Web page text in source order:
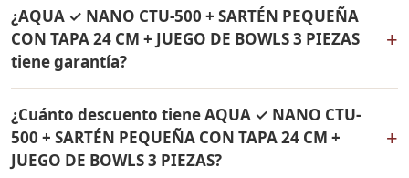
de 24 cm Rena Ware. Todos los productos son
originales Rena Ware con garantía de por vida.
SARTÉN PEQUEÑA CON TAPA 24 CM + JUEGO DE BOWLS
3 PIEZAS a Cicuco, Bolívar y a todo Colombia. El pago es
contra entrega.
¿AQUA ✓ NANO CTU-500 + SARTÉN PEQUEÑA
CON TAPA 24 CM + JUEGO DE BOWLS 3 PIEZAS
tiene garantía?
+
CTU-500 + SARTÉN PEQUEÑA CON TAPA 24 CM + JUEGO
DE BOWLS 3 PIEZAS tienen garantía de por vida contra
defectos de fabricación. Son productos originales Rena
¿Cuánto descuento tiene AQUA ✓ NANO CTU-
500 + SARTÉN PEQUEÑA CON TAPA 24 CM +
JUEGO DE BOWLS 3 PIEZAS?
+